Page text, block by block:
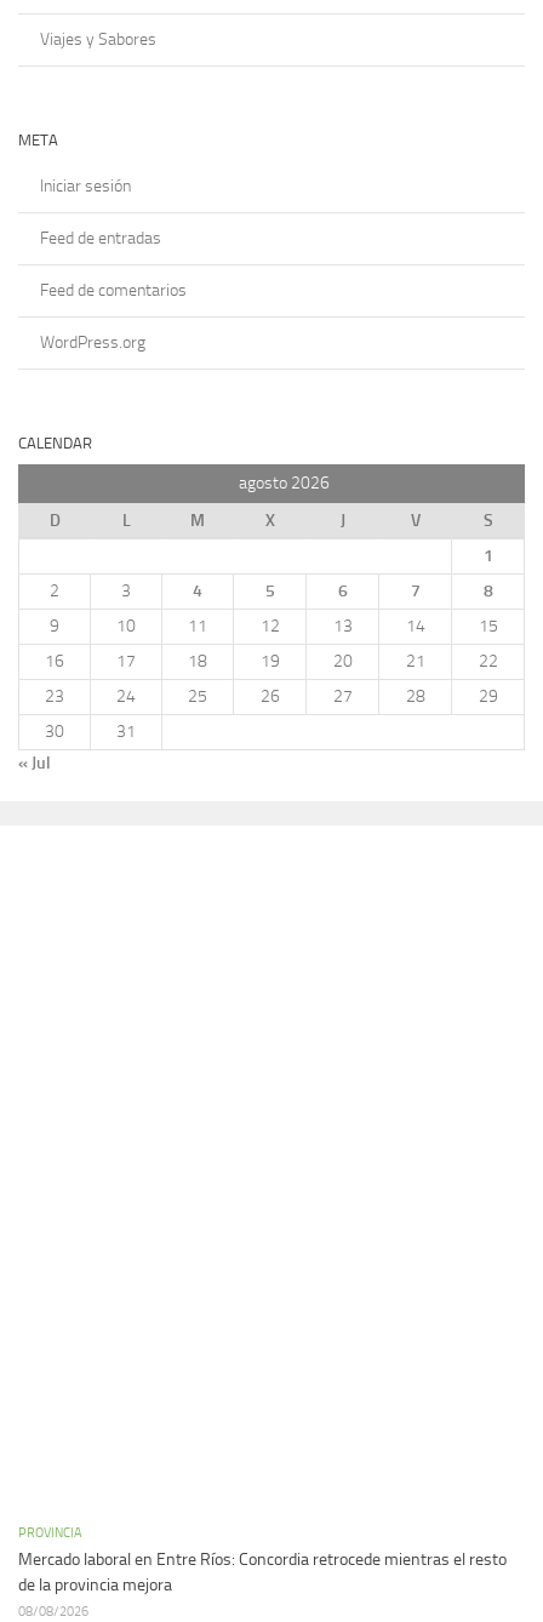
Viajes y Sabores
META
Iniciar sesión
Feed de entradas
Feed de comentarios
WordPress.org
CALENDAR
agosto 2026
D
L M X J V
S
1
2
3 4 5 6 7
8
9
10 11 12 13 14
15
16
17 18 19 20 21
22
23
24 25 26 27 28
29
30
31
« Jul
PROVINCIA
Mercado laboral en Entre Ríos: Concordia retrocede mientras el resto
de la provincia mejora
08/08/2026